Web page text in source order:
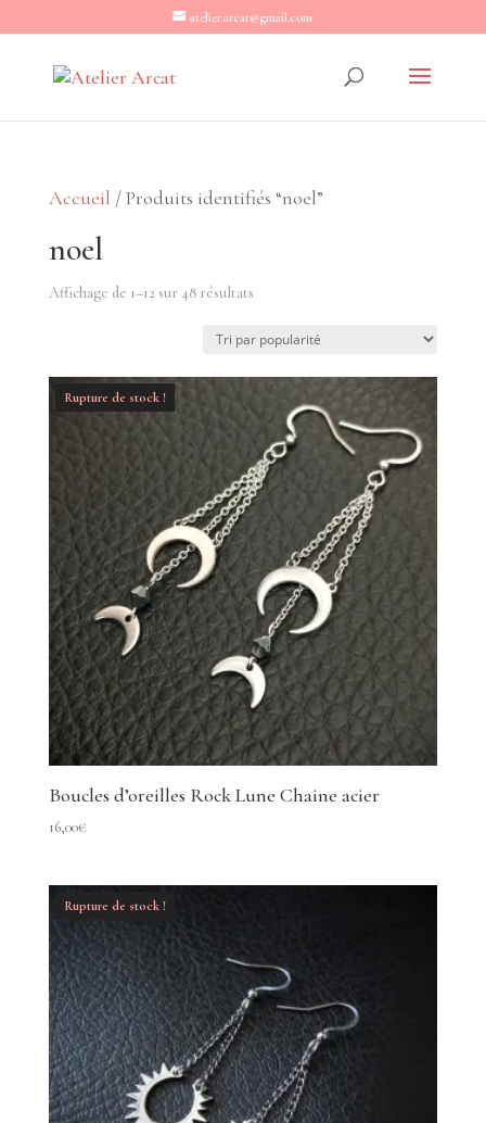
atelier.arcat@gmail.com
Accueil / Produits identifiés “noel”
noel
Affichage de 1–12 sur 48 résultatsTrié
Rupture de stock !
Boucles d’oreilles Rock Lune Chaine acier
16,00€
Rupture de stock !